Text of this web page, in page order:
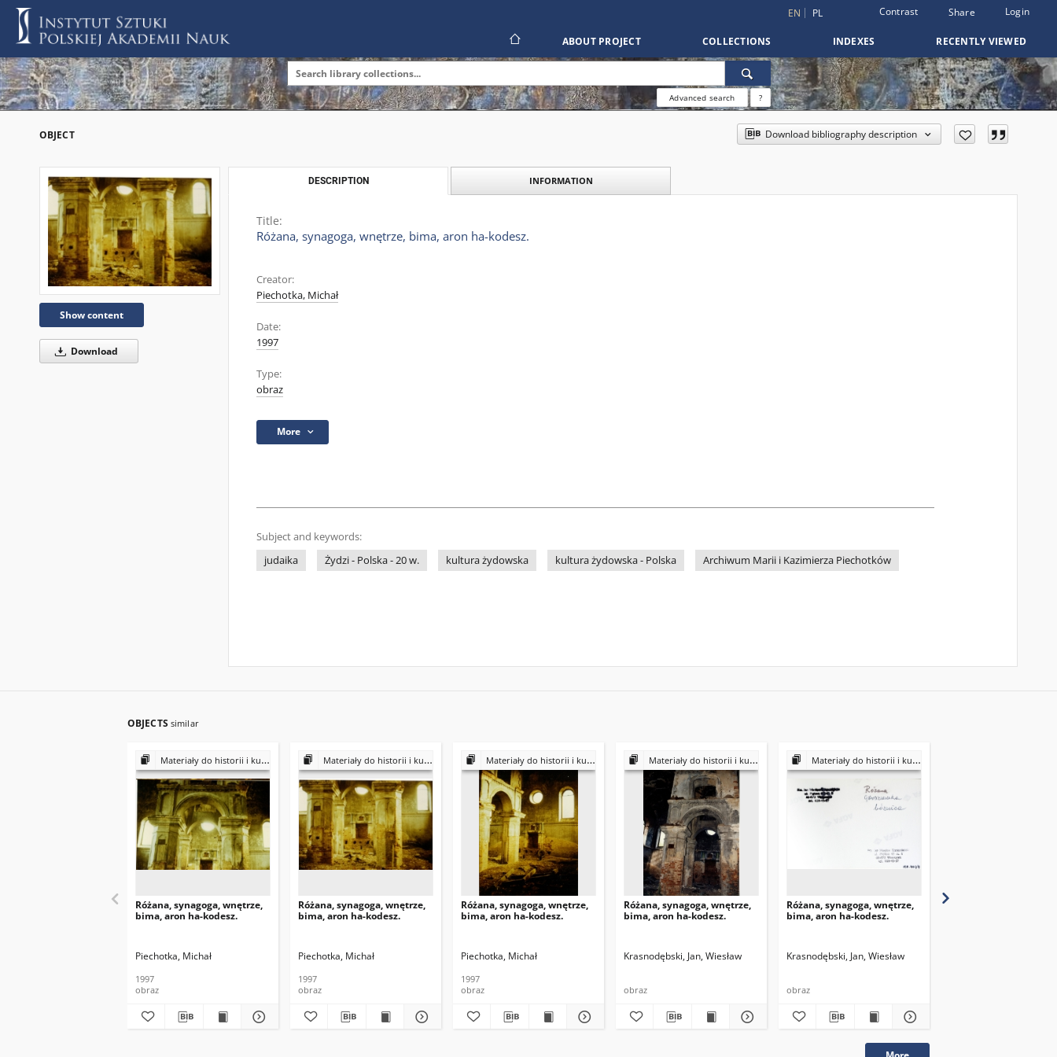
EN PL Contrast Share Login
ABOUT PROJECT COLLECTIONS INDEXES RECENTLY VIEWED
Advanced search ?
OBJECT Download bibliography description
Show content
Download
DESCRIPTION INFORMATION
Title:
Różana, synagoga, wnętrze, bima, aron ha-kodesz.
Creator:
Piechotka, Michał
Date:
1997
Type:
obraz
More
Subject and keywords:
judaika
Żydzi - Polska - 20 w. kultura żydowska kultura żydowska - Polska Archiwum Marii i Kazimierza Piechotków
OBJECTS similar
Materiały do historii i kultury Żydów polskich
Różana, synagoga, wnętrze,
bima, aron ha-kodesz.
Piechotka, Michał
1997
obraz
Materiały do historii i kultury Żydów polskich
Różana, synagoga, wnętrze,
bima, aron ha-kodesz.
Piechotka, Michał
1997
obraz
Materiały do historii i kultury Żydów polskich
Różana, synagoga, wnętrze,
bima, aron ha-kodesz.
Piechotka, Michał
1997
obraz
Materiały do historii i kultury Żydów polskich
Różana, synagoga, wnętrze,
bima, aron ha-kodesz.
Krasnodębski, Jan, Wiesław
obraz
Materiały do historii i kultury Żydów polskich
Różana, synagoga, wnętrze,
bima, aron ha-kodesz.
Krasnodębski, Jan, Wiesław
obraz